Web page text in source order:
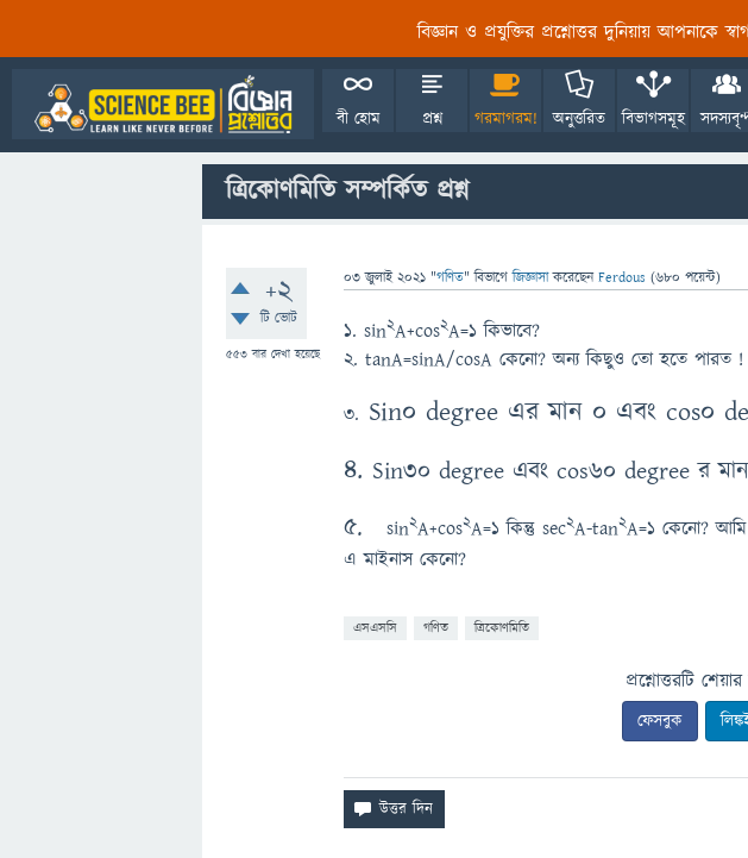
বিজ্ঞান ও প্রযুক্তির প্রশ্নোত্তর দুনিয়ায় আপনাকে
বী হোম প্রশ্ন গরমাগরম! অনুত্তরিত বিভাগসমূহ
ত্রিকোণমিতি সম্পর্কিত প্রশ্ন
+2
টি ভোট
553 বার দেখা হয়েছে
03 জুলাই 2021 "গণিত" বিভাগে জিজ্ঞাসাকরেছেনFerdous (680 পয়েন্ট)
১. sin2A+cos2A=1 কিভাবে?
২. tanA=sinA/cosA কেনো? অন্য কিছুও তো হতে পারত !
৩. Sin0 degree এর মান 0 এবং cos0
৪. Sin30 degree এবং cos60 degree র
৫.
sin2A+cos2A=1 কিন্তু sec2A-tan2A=1 কেনো? আমি
এ মাইনাস কেনো?
এসএসসি গণিত ত্রিকোণমিতি
প্রশ্নোত্তরটি
ফেসবুক